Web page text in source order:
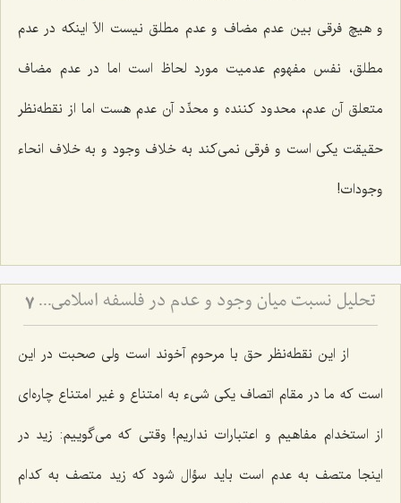
و هیچ فرقی بین عدم مضاف و عدم مطلق نیست الاّ اینکه در عدم
مطلق، نفس مفهوم عدمیت مورد لحاظ است اما در عدم مضاف
متعلق آن عدم، محدود کننده و محدِّد آن عدم هست اما از نقطه‌نظر
حقیقت یکی است و فرقی نمی‌کند به خلاف وجود و به خلاف انحاء
وجودات!
تحلیل نسبت میان وجود و عدم در فلسفه اسلامی - بررسی امتناع اتصاف واجب الوجود به انحاء عدم 7
از این نقطه‌نظر حق با مرحوم آخوند است ولی صحبت در این
است که ما در مقام اتصاف یکی شیء به امتناع و غیر امتناع چاره‌ای
از استخدام مفاهیم و اعتبارات نداریم! وقتی که می‌گوییم: زید در
اینجا متصف به عدم است باید سؤال شود که زید متصف به کدام